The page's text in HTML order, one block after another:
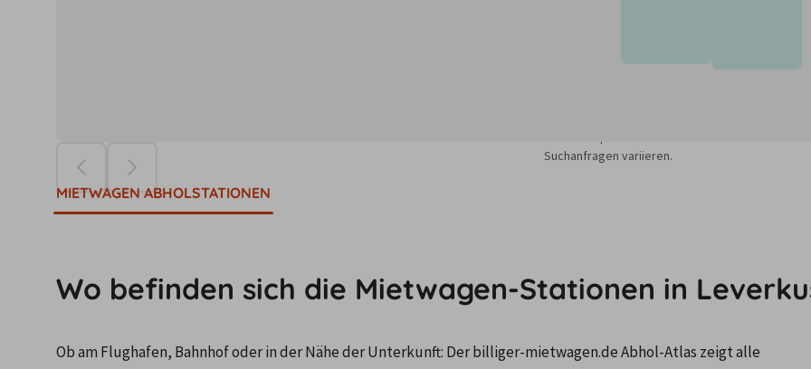
Suchanfragen variieren.
MIETWAGEN ABHOLSTATIONEN
Wo befinden sich die Mietwagen-Stationen in
Ob am Flughafen, Bahnhof oder in der Nähe der Unterkunft: Der billiger-mietwagen.de Abhol-Atlas zeigt alle